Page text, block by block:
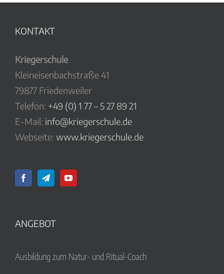
KONTAKT
Kriegerschule
Kleineisenbachstraße 41
79877 Friedenweiler
Telefon: +49 (0) 1 77 – 5 27 89 21
E-Mail: info@kriegerschule.de
Webseite: www.kriegerschule.de
ANGEBOT
Ausbildung zum Natur- und Ritual-Coach